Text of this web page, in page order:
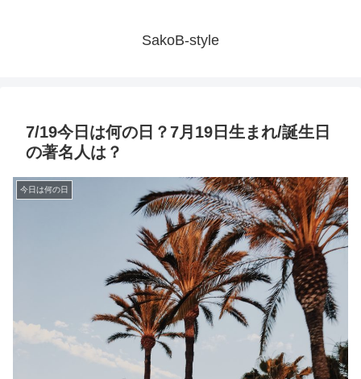
SakoB-style
7/19今日は何の日？7月19日生まれ/誕生日
の著名人は？
今日は何の日